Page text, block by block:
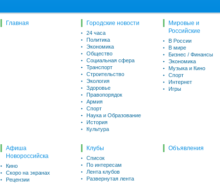
Главная Городские новости
24 часа
Политика
Экономика
Общество
Социальная сфера
Транспорт
Строительство
Экология
Здоровье
Правопорядок
Армия
Спорт
Наука и Образование
История
Культура
Мировые и
Российские
В России
В мире
Бизнес / Финансы
Экономика
Музыка и Кино
Спорт
Интернет
Игры
Афиша
Новороссийска
Кино
Скоро на экранах
Рецензии
Клубы
Список
По интересам
Лента клубов
Развернутая лента
Объявления